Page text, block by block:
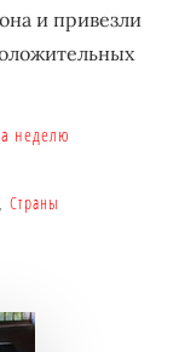
и привезли
неделю
, Страны